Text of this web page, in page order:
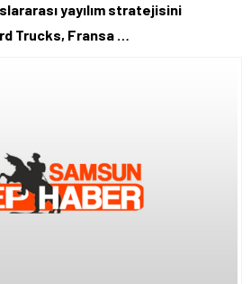
yayılım stratejisini
Trucks, Fransa …